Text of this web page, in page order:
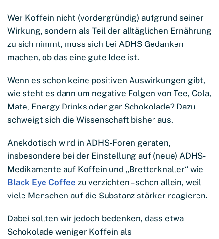
Wer Koffein nicht (vordergründig) aufgrund seiner
Wirkung, sondern als Teil der alltäglichen Ernährung
zu sich nimmt, muss sich bei ADHS Gedanken
machen, ob das eine gute Idee ist.
Wenn es schon keine positiven Auswirkungen gibt,
wie steht es dann um negative Folgen von Tee, Cola,
Mate, Energy Drinks oder gar Schokolade? Dazu
schweigt sich die Wissenschaft bisher aus.
Anekdotisch wird in ADHS-Foren geraten,
insbesondere bei der Einstellung auf (neue) ADHS-
Medikamente auf Koffein und „Bretterknaller“ wie
Black Eye Coffee zu verzichten – schon allein, weil
viele Menschen auf die Substanz stärker reagieren.
Dabei sollten wir jedoch bedenken, dass etwa
Schokolade weniger Koffein als